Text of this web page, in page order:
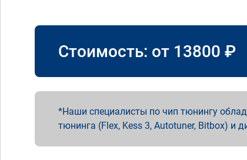
Стоимость: от 13800 ₽
Наши специалисты по чип тюнингу
тюнинга (Flex, Kess 3, Autotuner, Bitbox) и